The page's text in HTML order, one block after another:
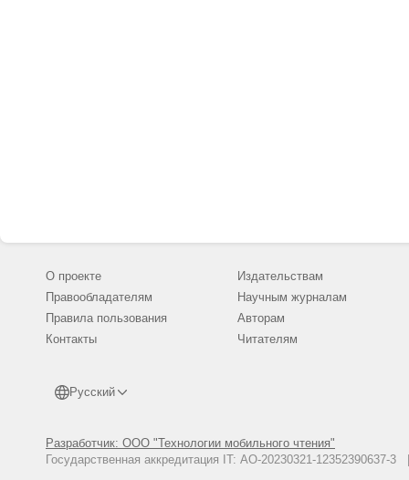
О проекте
Правообладателям
Правила пользования
Контакты
Русский
Разработчик: ООО "Технологии мобильного чтения"
Государственная аккредитация IT: АО-20230321-
Издательствам
Научным журналам
Авторам
Читателям